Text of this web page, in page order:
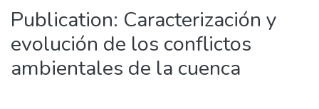
Publication: Caracterización y
evolución de los conflictos
ambientales de la cuenca